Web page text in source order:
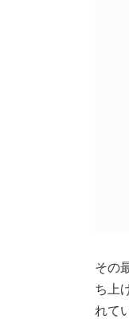
その
ち上
れて